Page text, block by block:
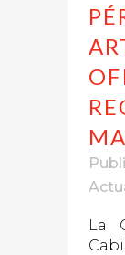
La